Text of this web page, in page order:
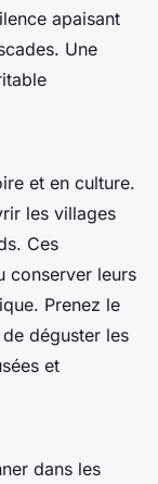
apaisant
Une
et en culture.
les villages
Ces
conserver leurs
Prenez le
déguster les
et
dans les